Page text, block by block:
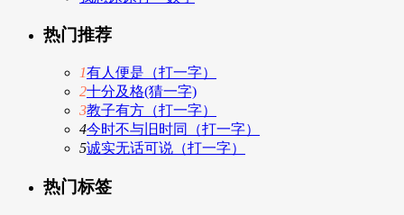
热门推荐
1有人便是（打一字）
2十分及格(猜一字)
3教子有方（打一字）
4今时不与旧时同（打一字）
5诚实无话可说（打一字）
热门标签